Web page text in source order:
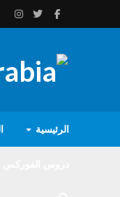
الرئيسية